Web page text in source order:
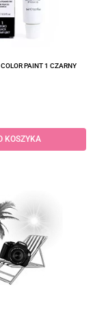
PAINT 1 CZARNY
KOSZYKA